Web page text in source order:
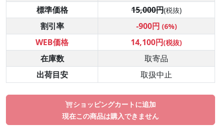
標準価格
15,000円(税抜)
割引率 -900円 (6%)
WEB価格 14,100円(税抜)
在庫数
取寄品
出荷目安
取扱中止
ショッピングカートに追加
現在この商品は購入できません